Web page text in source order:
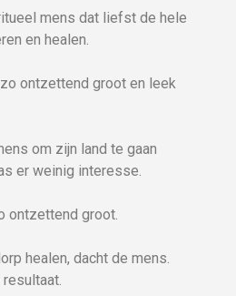
mens dat liefst de hele
en healen.
ontzettend groot en leek
om zijn land te gaan
er weinig interesse.
ontzettend groot.
healen, dacht de mens.